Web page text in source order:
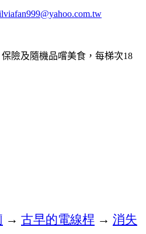
險及隨機品嚐美食，每梯次18
→ 古早的電線桿 → 消失